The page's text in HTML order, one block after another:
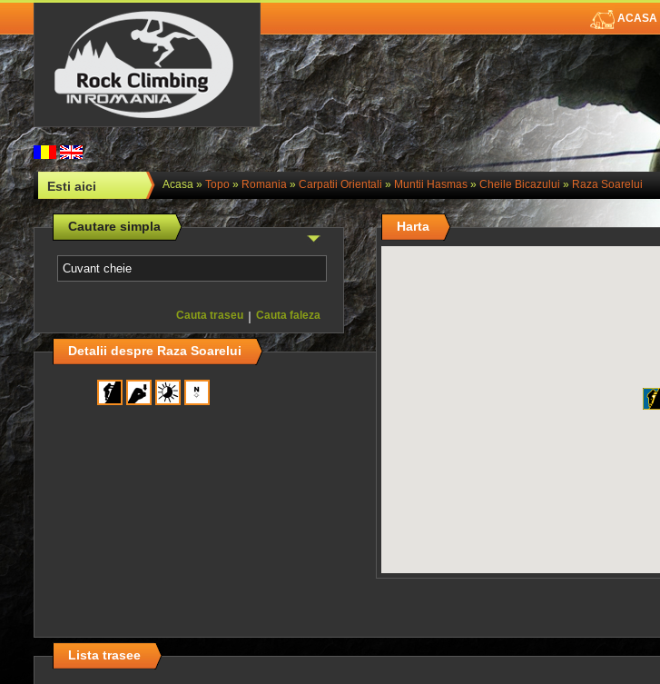
ACASA
Esti aici Acasa» Topo» Romania» Carpatii Orientali » Muntii Hasmas» Cheile Bicazului » Raza Soarelui
Cautare simpla
Cauta faleza
|
Cauta traseu
Harta
Detalii despre Raza Soarelui
Lista trasee